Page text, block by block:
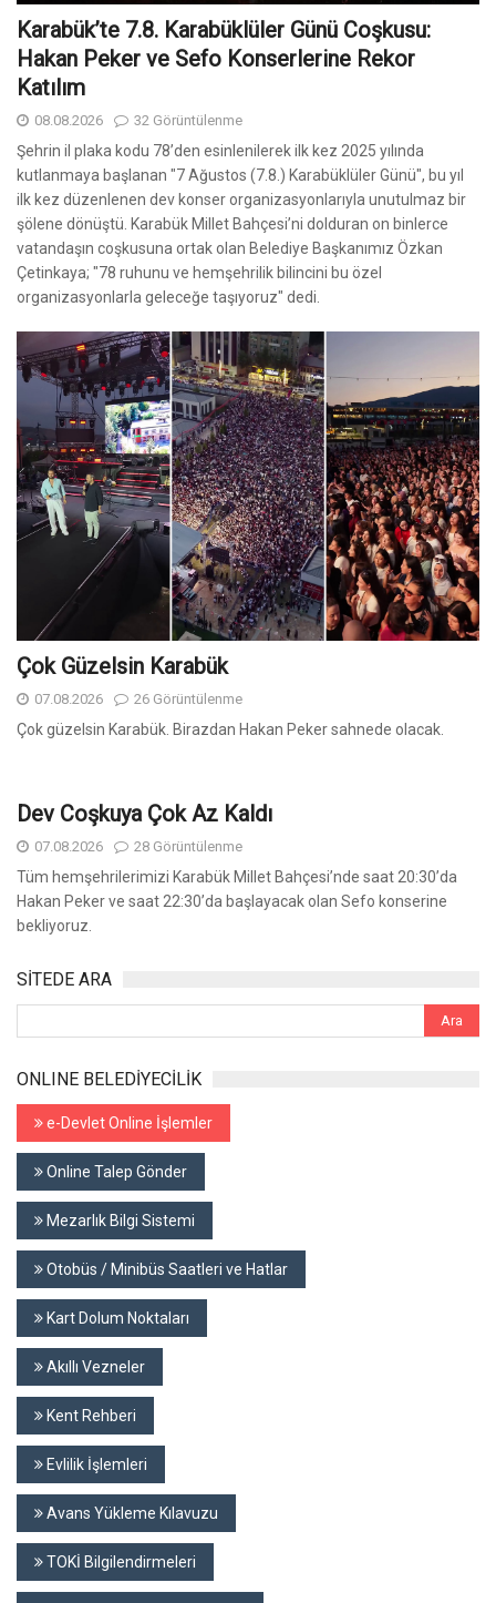
Karabük’te 7.8. Karabüklüler Günü Coşkusu:
Hakan Peker ve Sefo Konserlerine Rekor
Katılım
08.08.2026 32 Görüntülenme
Şehrin il plaka kodu 78’den esinlenilerek ilk kez 2025 yılında
kutlanmaya başlanan "7 Ağustos (7.8.) Karabüklüler Günü", bu yıl
ilk kez düzenlenen dev konser organizasyonlarıyla unutulmaz bir
şölene dönüştü. Karabük Millet Bahçesi’ni dolduran on binlerce
vatandaşın coşkusuna ortak olan Belediye Başkanımız Özkan
Çetinkaya; "78 ruhunu ve hemşehrilik bilincini bu özel
organizasyonlarla geleceğe taşıyoruz" dedi.
Çok Güzelsin Karabük
07.08.2026 26 Görüntülenme
Çok güzelsin Karabük. Birazdan Hakan Peker sahnede olacak.
Dev Coşkuya Çok Az Kaldı
07.08.2026 28 Görüntülenme
Tüm hemşehrilerimizi Karabük Millet Bahçesi’nde saat 20:30’da
Hakan Peker ve saat 22:30’da başlayacak olan Sefo konserine
bekliyoruz.
SİTEDE ARA
ONLINE BELEDİYECİLİK
e-Devlet Online İşlemler
Online Talep Gönder
Mezarlık Bilgi Sistemi
Otobüs / Minibüs Saatleri ve Hatlar
Kart Dolum Noktaları
Akıllı Vezneler
Kent Rehberi
Evlilik İşlemleri
Avans Yükleme Kılavuzu
TOKİ Bilgilendirmeleri